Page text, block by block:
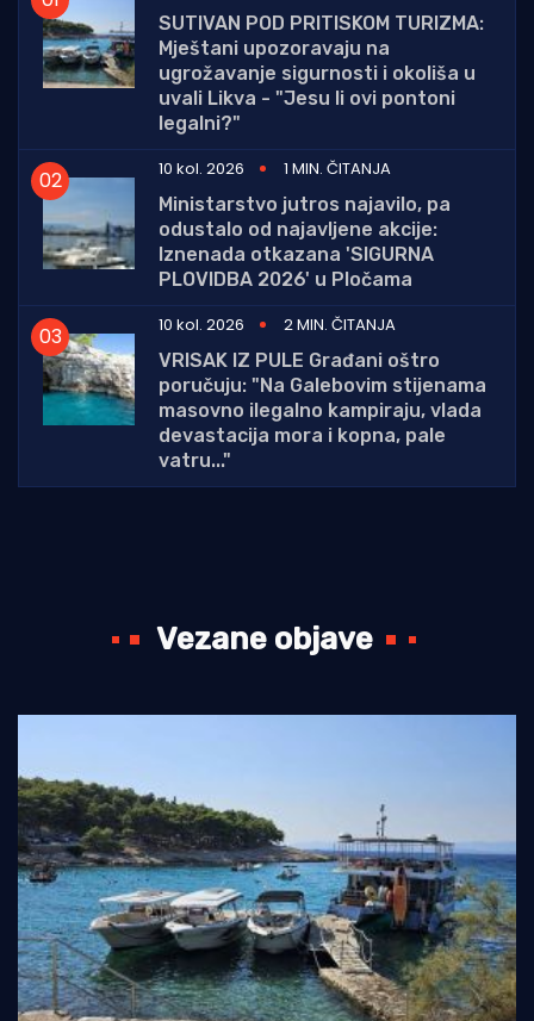
SUTIVAN POD PRITISKOM TURIZMA:
Mještani upozoravaju na
ugrožavanje sigurnosti i okoliša u
uvali Likva - "Jesu li ovi pontoni
legalni?"
10 kol. 2026
1 MIN. ČITANJA
Ministarstvo jutros najavilo, pa
odustalo od najavljene akcije:
Iznenada otkazana 'SIGURNA
PLOVIDBA 2026' u Pločama
10 kol. 2026
2 MIN. ČITANJA
VRISAK IZ PULE Građani oštro
poručuju: "Na Galebovim stijenama
masovno ilegalno kampiraju, vlada
devastacija mora i kopna, pale
vatru..."
Vezane objave